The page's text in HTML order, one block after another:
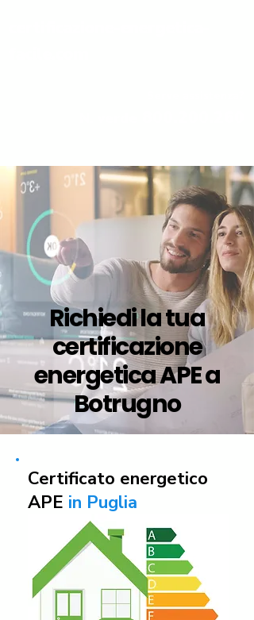
Richiedi la tua
certificazione
energetica APE a
Botrugno
Certificato energetico
APE in Puglia